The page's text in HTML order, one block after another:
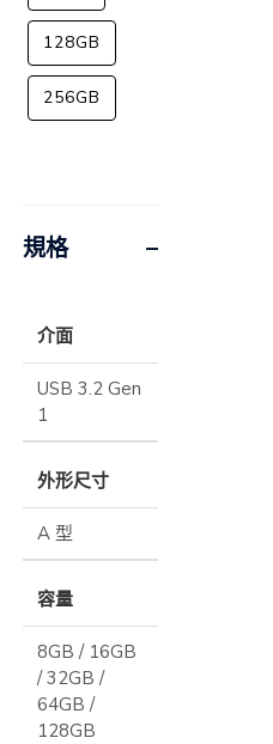
128GB
256GB
規格
介面
USB 3.2 Gen
1
外形尺寸
A 型
容量
8GB / 16GB
/ 32GB /
64GB /
128GB